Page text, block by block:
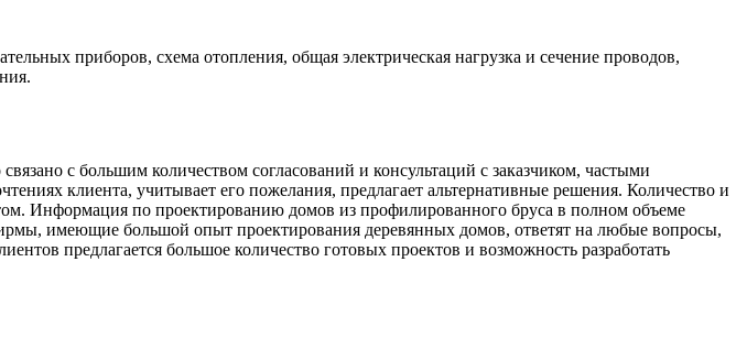
приборов, схема отопления, общая электрическая нагрузка и сечение проводов,
с большим количеством согласований и консультаций с заказчиком, частыми
клиента, учитывает его пожелания, предлагает альтернативные решения. Количество и
Информация по проектированию домов из профилированного бруса в полном объеме
имеющие большой опыт проектирования деревянных домов, ответят на любые вопросы,
предлагается большое количество готовых проектов и возможность разработать